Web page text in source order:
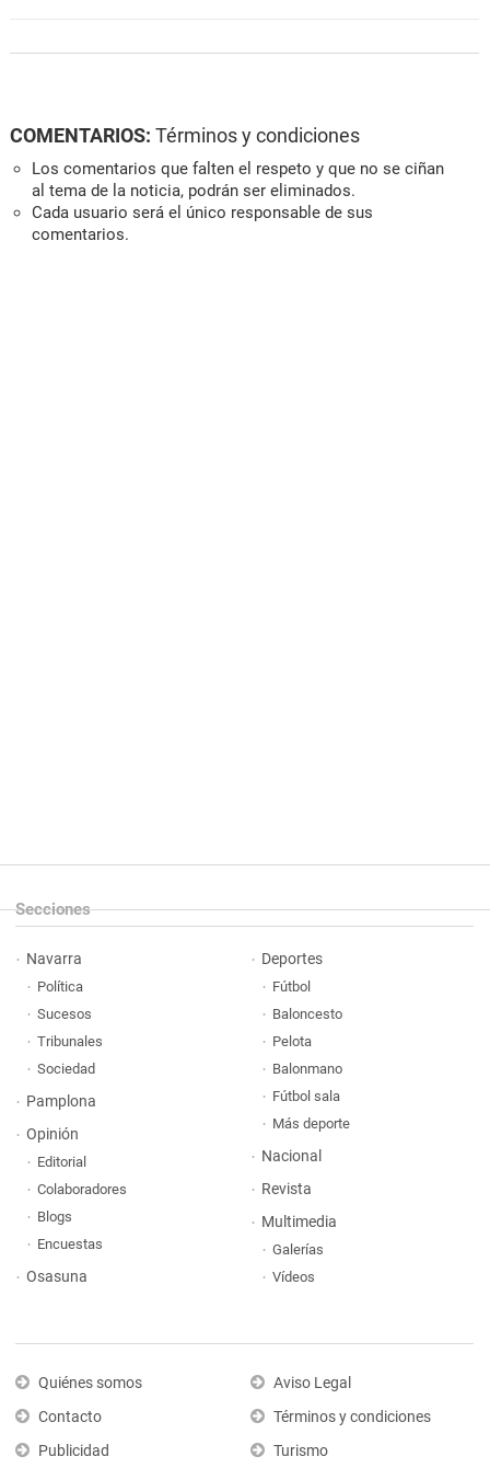
COMENTARIOS: Términos y condiciones
Los comentarios que falten el respeto y que no se ciñan
al tema de la noticia, podrán ser eliminados.
Cada usuario será el único responsable de sus
comentarios.
Secciones
Navarra
Política
Sucesos
Tribunales
Sociedad
Pamplona
Opinión
Editorial
Colaboradores
Blogs
Encuestas
Osasuna
Deportes
Fútbol
Baloncesto
Pelota
Balonmano
Fútbol sala
Más deporte
Nacional
Revista
Multimedia
Galerías
Vídeos
Quiénes somos
Contacto
Publicidad
Aviso Legal
Términos y condiciones
Turismo